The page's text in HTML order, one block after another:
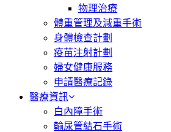
物理治療
體重管理及減重手術
身體檢查計劃
疫苗注射計劃
婦女健康服務
申請醫療記錄
醫療資訊
白內障手術
輸尿管結石手術